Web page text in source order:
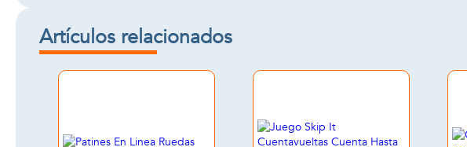
Artículos relacionados